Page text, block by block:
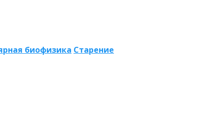
биофизика Старение